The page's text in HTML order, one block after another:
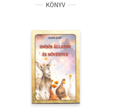
KÖNYV